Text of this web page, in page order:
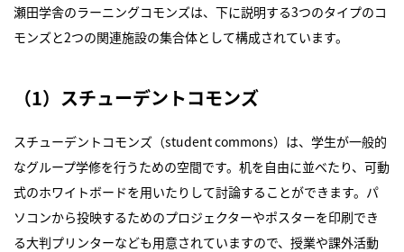
瀬田学舎のラーニングコモンズは、下に説明する3つのタイプのコ
モンズと2つの関連施設の集合体として構成されています。
（1）スチューデントコモンズ
スチューデントコモンズ（student commons）は、学生が一般的
なグループ学修を行うための空間です。机を自由に並べたり、可動
式のホワイトボードを用いたりして討論することができます。パ
ソコンから投映するためのプロジェクターやポスターを印刷でき
る大判プリンターなども用意されていますので、授業や課外活動